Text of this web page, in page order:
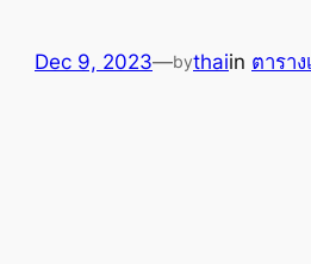
Dec 9, 2023—bythaiin ตารา